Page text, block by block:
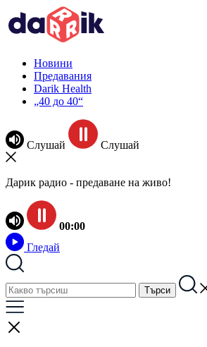
Новини
Предавания
Darik Health
„40 до 40“
Слушай Слушай
Дарик радио - предаване на живо!
00:00
Гледай